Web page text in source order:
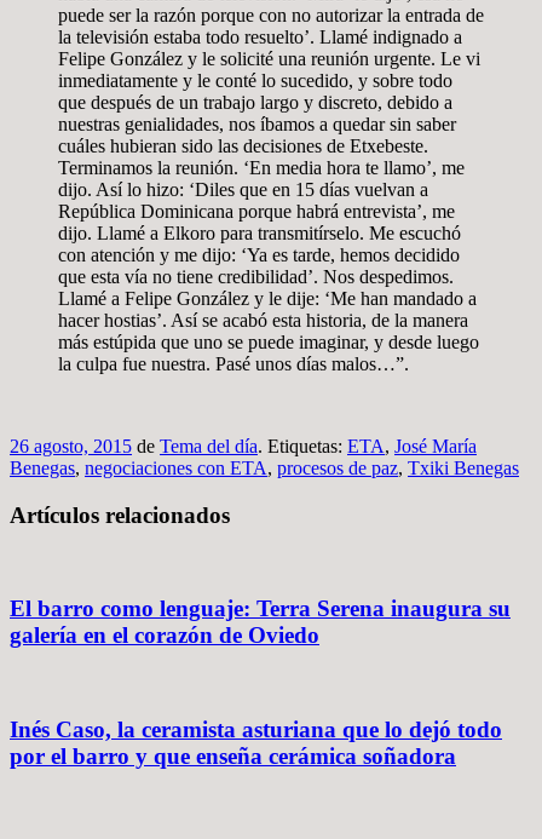
puede ser la razón porque con no autorizar la entrada de
la televisión estaba todo resuelto’. Llamé indignado a
Felipe González y le solicité una reunión urgente. Le vi
inmediatamente y le conté lo sucedido, y sobre todo
que después de un trabajo largo y discreto, debido a
nuestras genialidades, nos íbamos a quedar sin saber
cuáles hubieran sido las decisiones de Etxebeste.
Terminamos la reunión. ‘En media hora te llamo’, me
dijo. Así lo hizo: ‘Diles que en 15 días vuelvan a
República Dominicana porque habrá entrevista’, me
dijo. Llamé a Elkoro para transmitírselo. Me escuchó
con atención y me dijo: ‘Ya es tarde, hemos decidido
que esta vía no tiene credibilidad’. Nos despedimos.
Llamé a Felipe González y le dije: ‘Me han mandado a
hacer hostias’. Así se acabó esta historia, de la manera
más estúpida que uno se puede imaginar, y desde luego
la culpa fue nuestra. Pasé unos días malos…”.
26 agosto, 2015 de Tema del día. Etiquetas: ETA, José María
Benegas, negociaciones con ETA, procesos de paz, Txiki Benegas
Artículos relacionados
El barro como lenguaje: Terra Serena inaugura su
galería en el corazón de Oviedo
Inés Caso, la ceramista asturiana que lo dejó todo
por el barro y que enseña cerámica soñadora